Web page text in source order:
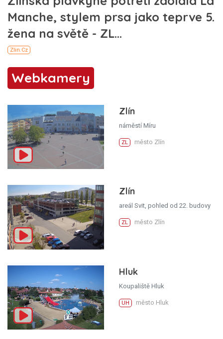
Webkamery
Zlín
náměstí Míru
ZL město Zlín
Zlín
areál Svit, pohled od 22. budovy
ZL město Zlín
Hluk
Koupaliště Hluk
UH město Hluk